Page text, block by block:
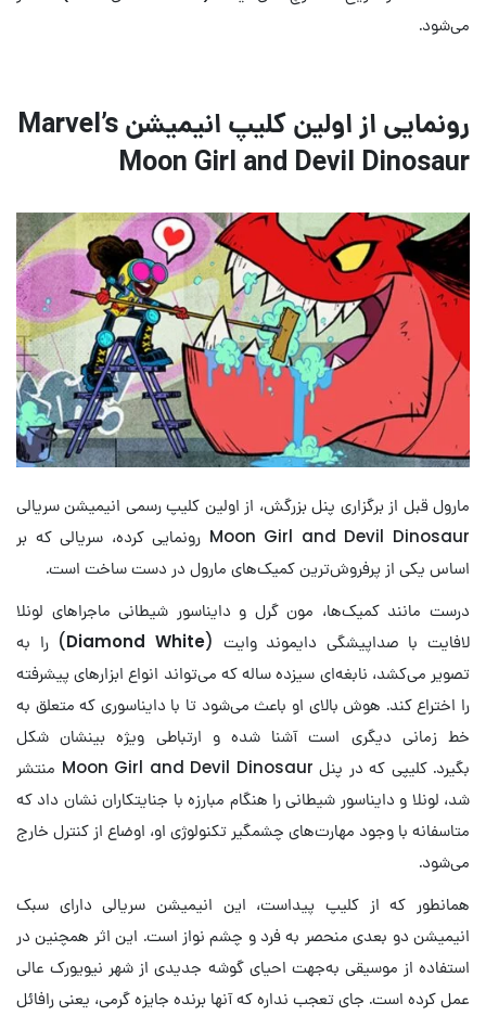
می‌شود.
رونمایی از اولین کلیپ انیمیشن Marvel’s
Moon Girl and Devil Dinosaur
مارول قبل از برگزاری پنل بزرگش، از اولین کلیپ رسمی انیمیشن سریالی
Moon Girl and Devil Dinosaur رونمایی کرده، سریالی که بر
اساس یکی از پرفروش‌ترین کمیک‌های مارول در دست ساخت است.
درست مانند کمیک‌ها، مون گرل و دایناسور شیطانی ماجراهای لونلا
لافایت با صداپیشگی دایموند وایت (Diamond White) را به
تصویر می‌کشد، نابغه‌ای سیزده ساله که می‌تواند انواع ابزارهای پیشرفته
را اختراع کند. هوش بالای او باعث می‌شود تا با دایناسوری که متعلق به
خط زمانی دیگری است آشنا شده و ارتباطی ویژه بینشان شکل
بگیرد.
کلیپی که در پنل Moon Girl and Devil Dinosaur منتشر
شد، لونلا و دایناسور شیطانی را هنگام مبارزه با جنایتکاران نشان داد که
متاسفانه با وجود مهارت‌های چشمگیر تکنولوژی او، اوضاع از کنترل خارج
می‌شود.
همانطور که از کلیپ پیداست، این انیمیشن سریالی دارای سبک
انیمیشن دو بعدی منحصر به فرد و چشم نواز است. این اثر همچنین در
استفاده از موسیقی به‌جهت احیای گوشه جدیدی از شهر نیویورک عالی
عمل کرده است. جای تعجب نداره که آنها برنده جایزه گرمی، یعنی رافائل